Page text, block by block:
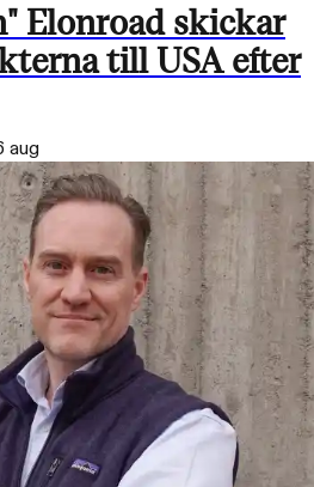
Elonroad skickar
till USA efter
aug